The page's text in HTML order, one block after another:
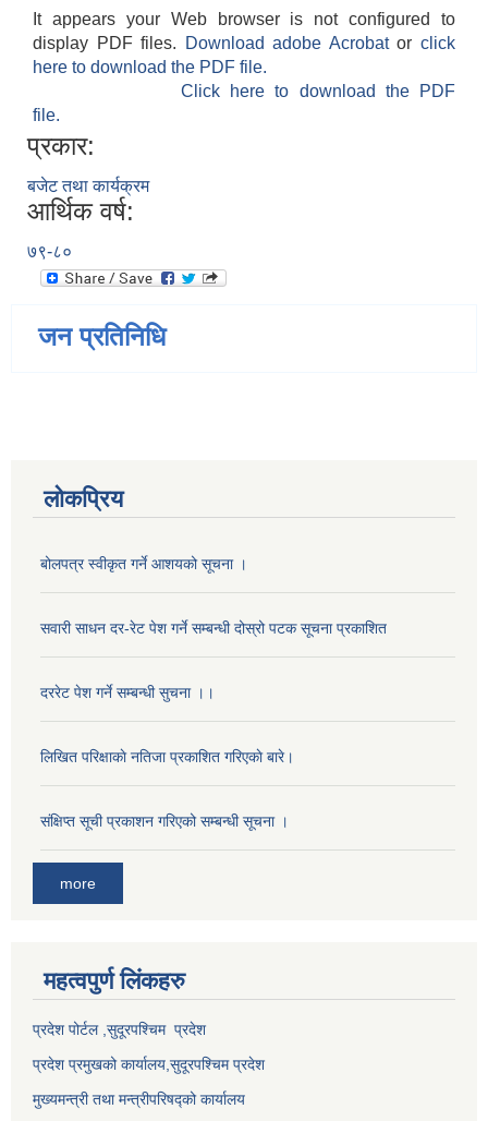
It appears your Web browser is not configured to
display PDF files.
Download adobe Acrobatorclick
here to download the PDF file.
Click here to download the PDF
file.
प्रकार:
बजेट तथा कार्यक्रम
आर्थिक वर्ष:
७९-८०
जन प्रतिनिधि
लोकप्रिय
बोलपत्र स्वीकृत गर्ने आशयको सूचना ।
सवारी साधन दर-रेट पेश गर्ने सम्बन्धी दोस्रो पटक सूचना प्रकाशित
दररेट पेश गर्ने सम्बन्धी सुचना ।।
लिखित परिक्षाकाे नतिजा प्रकाशित गरिएकाे बारे।
संक्षिप्त सूची प्रकाशन गरिएको सम्बन्धी सूचना ।
more
महत्वपुर्ण लि‌ंकहरु
प्रदेश पोर्टल ,सुदूरपश्चिम प्रदेश
प्रदेश प्रमुखको कार्यालय, सुदूरपश्चिमप्रदेश
मुख्यमन्त्री तथा मन्त्रीपरिषद्को कार्यालय